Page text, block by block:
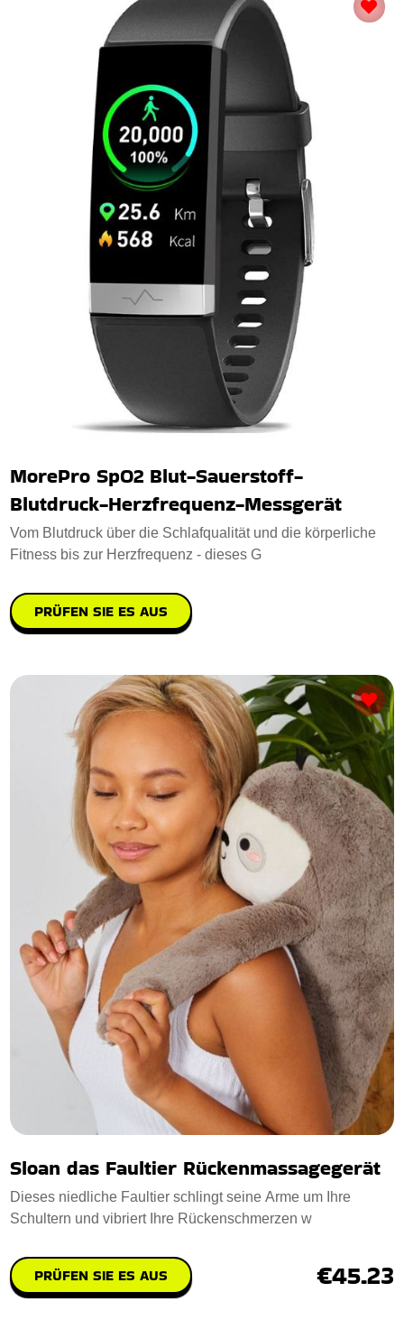
MorePro SpO2 Blut-Sauerstoff-
Blutdruck-Herzfrequenz-Messgerät
Vom Blutdruck über die Schlafqualität und die körperliche
Fitness bis zur Herzfrequenz - dieses G
PRÜFEN SIE ES AUS
Sloan das Faultier Rückenmassagegerät
Dieses niedliche Faultier schlingt seine Arme um Ihre
Schultern und vibriert Ihre Rückenschmerzen w
PRÜFEN SIE ES AUS €45.23